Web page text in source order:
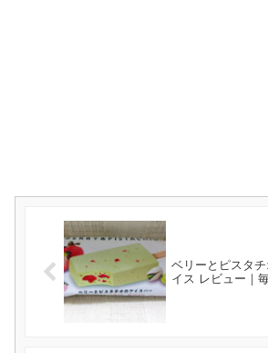
ベリーとピスタ
イス レビュー｜